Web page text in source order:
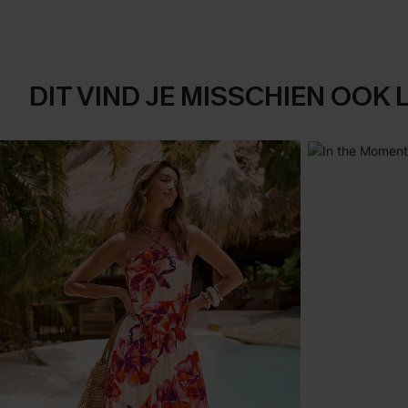
DIT VIND JE MISSCHIEN OOK